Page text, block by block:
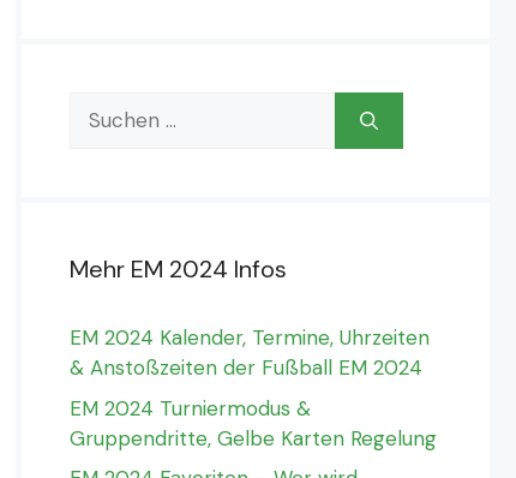
Suchen
nach:
Mehr EM 2024 Infos
EM 2024 Kalender, Termine, Uhrzeiten
& Anstoßzeiten der Fußball EM 2024
EM 2024 Turniermodus &
Gruppendritte, Gelbe Karten Regelung